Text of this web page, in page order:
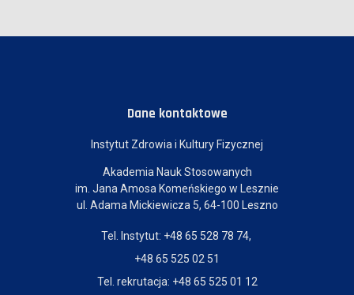
Dane kontaktowe
Instytut Zdrowia i Kultury Fizycznej
Akademia Nauk Stosowanych
im. Jana Amosa Komeńskiego w Lesznie
ul. Adama Mickiewicza 5, 64-100 Leszno
Tel. Instytut: +48 65 528 78 74,
+48 65 525 02 51
Tel. rekrutacja: +48 65 525 01 12